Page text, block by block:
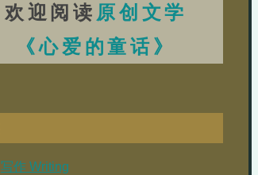
欢迎阅读 原创文学
《心爱的童话》
写作 Writing